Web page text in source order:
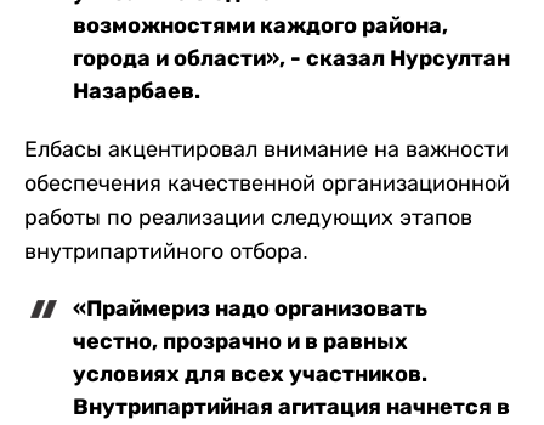
возможностями каждого района,
города и области», - сказал Нурсултан
Назарбаев.
Елбасы акцентировал внимание на важности
обеспечения качественной организационной
работы по реализации следующих этапов
внутрипартийного отбора.
«Праймериз надо организовать
честно, прозрачно и в равных
условиях для всех участников.
Внутрипартийная агитация начнется в